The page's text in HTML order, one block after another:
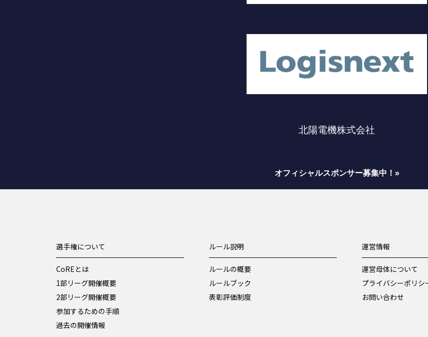
北陽電機株式会社
オフィシャルスポンサー募集中！»
選手権について
CoREとは
1部リーグ開催概要
2部リーグ開催概要
参加するための手順
過去の開催情報
ルール説明
ルールの概要
ルールブック
表彰評価制度
運営情報
運営母体について
プライバシーポリシ
お問い合わせ